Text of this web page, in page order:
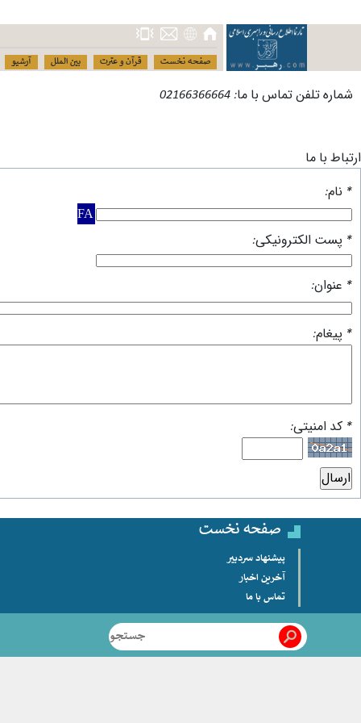
صفحه نخست قرآن و عترت بین الملل آرشیو
شماره تلفن تماس با ما: 02166366664
ارتباط با ما
* نام:
* پست الکترونیکی:
* عنوان:
* پیغام:
* کد امنیتی:
صفحه نخست
پیشنهاد سردبیر
آخرین اخبار
تماس با ما